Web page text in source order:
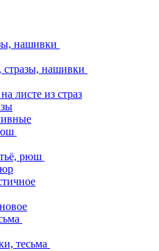
нашивки
нашивки
листе из страз
рюш
тесьма